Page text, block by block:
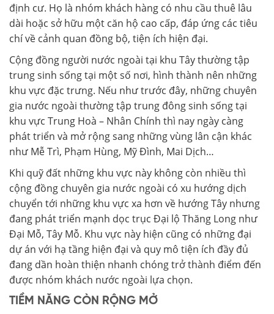
định cư. Họ là nhóm khách hàng có nhu cầu thuê lâu
dài hoặc sở hữu một căn hộ cao cấp, đáp ứng các tiêu
chí về cảnh quan đồng bộ, tiện ích hiện đại.
Cộng đồng người nước ngoài tại khu Tây thường tập
trung sinh sống tại một số nơi, hình thành nên những
khu vực đặc trưng. Nếu như trước đây, những chuyên
gia nước ngoài thường tập trung đông sinh sống tại
khu vực Trung Hoà – Nhân Chính thì nay ngày càng
phát triển và mở rộng sang những vùng lân cận khác
như Mễ Trì, Phạm Hùng, Mỹ Đình, Mai Dịch…
Khi quỹ đất những khu vực này không còn nhiều thì
cộng đồng chuyên gia nước ngoài có xu hướng dịch
chuyển tới những khu vực xa hơn về hướng Tây nhưng
đang phát triển mạnh dọc trục Đại lộ Thăng Long như
Đại Mỗ, Tây Mỗ. Khu vực này hiện cũng có những đại
dự án với hạ tầng hiện đại và quy mô tiện ích đầy đủ
đang dần hoàn thiện nhanh chóng trở thành điểm đến
được nhóm khách nước ngoài lựa chọn.
TIỀM NĂNG CÒN RỘNG MỞ